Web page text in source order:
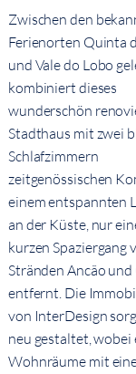
Zwischen den
Ferienorten Quinta
und Vale do Lobo
kombiniert dieses
wunderschön
Stadthaus mit zwei
Schlafzimmern
zeitgenössischen
einem entspannten
an der Küste, nur
kurzen Spaziergang
Stränden Ancão
entfernt. Die
von InterDesign
neu gestaltet, wobei
Wohnräume mit